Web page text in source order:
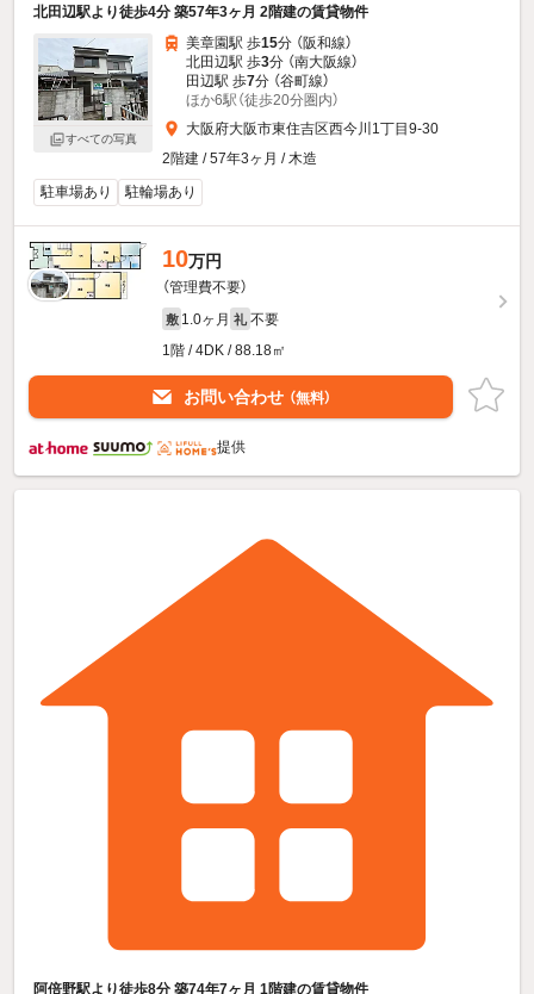
北田辺駅より徒歩4分 築57年3ヶ月 2階建の賃貸物件
すべての写真
美章園駅 歩15分 （阪和線）
北田辺駅 歩3分 （南大阪線）
田辺駅 歩7分 （谷町線）
ほか6駅（徒歩20分圏内）
大阪府大阪市東住吉区西今川1丁目9-30
2階建 / 57年3ヶ月 / 木造
駐車場あり
駐輪場あり
10万円
（管理費不要）
敷 1.0ヶ月 礼 不要
1階 / 4DK / 88.18㎡
お問い合わせ （無料）
提供
阿倍野駅より徒歩8分 築74年7ヶ月 1階建の賃貸物件